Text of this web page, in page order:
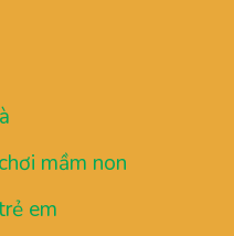
mầm non
em